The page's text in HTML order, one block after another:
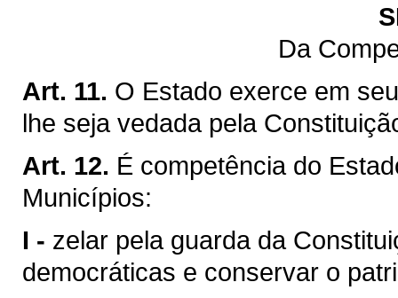
Da
Art. 11. O Estado exerce em
lhe seja vedada pela
Art. 12. É competência do
Municípios:
I - zelar pela guarda da
democráticas e conservar o